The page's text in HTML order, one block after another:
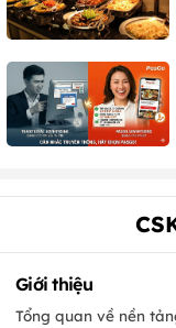
Giới thiệu
Tổng quan về nền